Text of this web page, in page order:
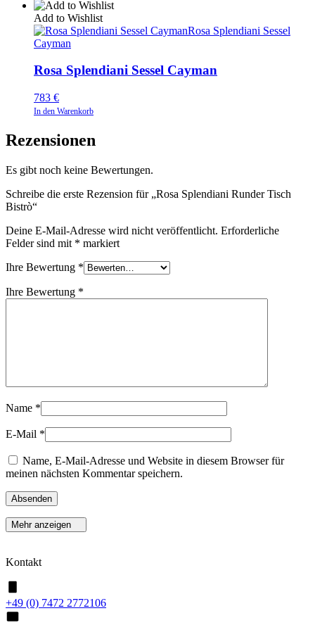
Add to Wishlist
Rosa Splendiani Sessel
Cayman
Rosa Splendiani Sessel Cayman
783 €
In den Warenkorb
Rezensionen
Es gibt noch keine Bewertungen.
Schreibe die erste Rezension für „Rosa Splendiani Runder Tisch
Bistrò“
Deine E-Mail-Adresse wird nicht veröffentlicht. Erforderliche
Felder sind mit * markiert
Ihre Bewertung *
Ihre Bewertung *
Name *
E-Mail *
Name, E-Mail-Adresse und Website in diesem Browser für
meinen nächsten Kommentar speichern.
Mehr anzeigen
Kontakt
+49 (0) 7472 2772106